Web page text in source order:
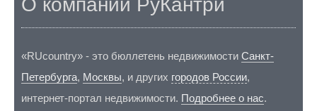
О компании РуКантри
«RUcountry» - это бюллетень недвижимости Санкт-
Петербурга, Москвы, и других городов России,
интернет-портал недвижимости. Подробнее о нас.